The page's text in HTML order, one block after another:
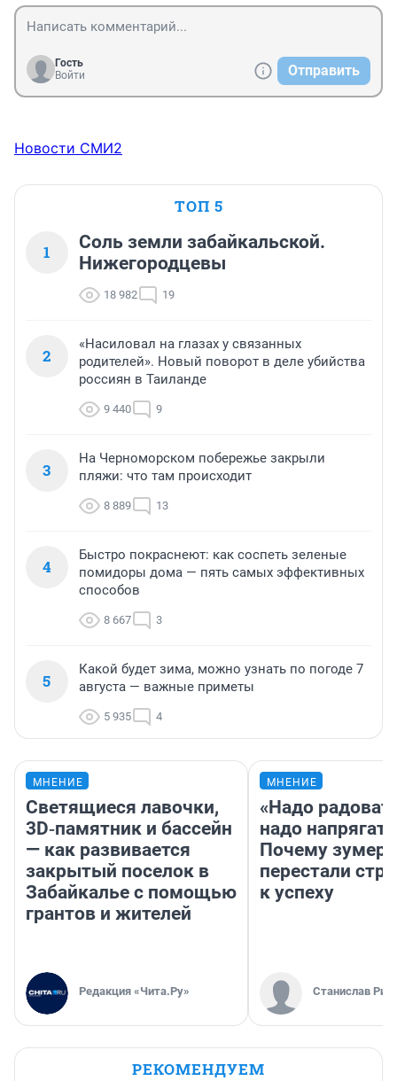
ботву.
А потом врачи виноваты, что не могут вылечить.
Гость
Войти
Отправить
Новости СМИ2
ТОП 5
1
Соль земли забайкальской.
Нижегородцевы
18 982 19
2
«Насиловал на глазах у связанных
родителей». Новый поворот в деле убийства
россиян в Таиланде
9 440 9
3
На Черноморском побережье закрыли
пляжи: что там происходит
8 889 13
4
Быстро покраснеют: как соспеть зеленые
помидоры дома — пять самых эффективных
способов
8 667 3
5
Какой будет зима, можно узнать по погоде 7
августа — важные приметы
5 935 4
МНЕНИЕ
Светящиеся лавочки,
3D‑памятник и бассейн
— как развивается
закрытый поселок в
Забайкалье с помощью
грантов и жителей
Редакция «Чита.Ру»
МНЕНИЕ
«Надо
надо
Почему
перестали
к успеху
Станислав
РЕКОМЕНДУЕМ